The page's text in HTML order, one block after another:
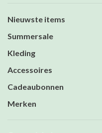
Nieuwste items
Summersale
Kleding
Accessoires
Cadeaubonnen
Merken